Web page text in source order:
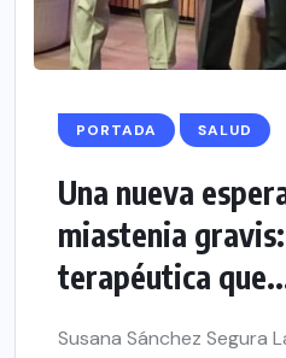
PORTADA SALUD
Una nueva
miastenia
terapéutica
Susana Sánchez Segura